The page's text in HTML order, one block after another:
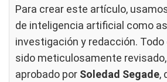
Para crear este artículo,
de inteligencia artificial como
investigación y redacción.
sido meticulosamente
aprobado por Soledad Segade,